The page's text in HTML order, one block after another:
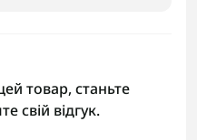
товар, станьте
свій відгук.